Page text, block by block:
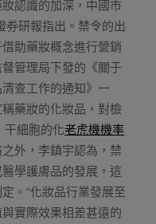
認識的加深，中國市
券研報指出。禁令的出
助藥妝概念進行營銷
管理局下發的《關于
查工作的通知》一
藥妝的化妝品，對檢
干細胞的化老虎機機率
外，李鎮宇認為，禁
學護膚品的發展，這
。“化妝品行業發展至
實際效果相差甚遠的